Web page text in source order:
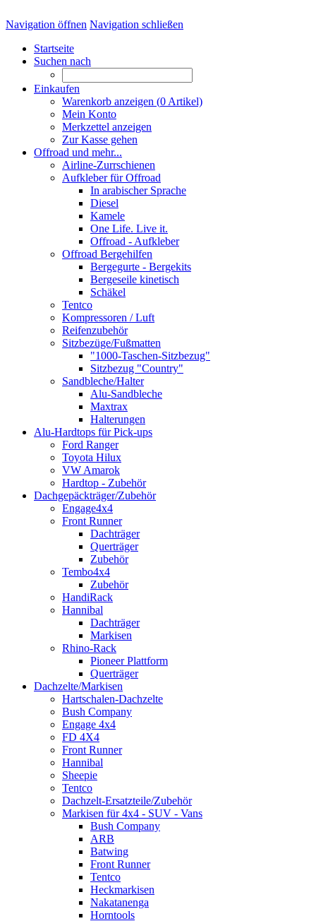
Navigation öffnen Navigation schließen
Startseite
Suchen nach
Einkaufen
Warenkorb anzeigen (0 Artikel)
Mein Konto
Merkzettel anzeigen
Zur Kasse gehen
Offroad und mehr...
Airline-Zurrschienen
Aufkleber für Offroad
In arabischer Sprache
Diesel
Kamele
One Life. Live it.
Offroad - Aufkleber
Offroad Bergehilfen
Bergegurte - Bergekits
Bergeseile kinetisch
Schäkel
Tentco
Kompressoren / Luft
Reifenzubehör
Sitzbezüge/Fußmatten
"1000-Taschen-Sitzbezug"
Sitzbezug "Country"
Sandbleche/Halter
Alu-Sandbleche
Maxtrax
Halterungen
Alu-Hardtops für Pick-ups
Ford Ranger
Toyota Hilux
VW Amarok
Hardtop - Zubehör
Dachgepäckträger/Zubehör
Engage4x4
Front Runner
Dachträger
Querträger
Zubehör
Tembo4x4
Zubehör
HandiRack
Hannibal
Dachträger
Markisen
Rhino-Rack
Pioneer Plattform
Querträger
Dachzelte/Markisen
Hartschalen-Dachzelte
Bush Company
Engage 4x4
FD 4X4
Front Runner
Hannibal
Sheepie
Tentco
Dachzelt-Ersatzteile/Zubehör
Markisen für 4x4 - SUV - Vans
Bush Company
ARB
Batwing
Front Runner
Tentco
Heckmarkisen
Nakatanenga
Horntools